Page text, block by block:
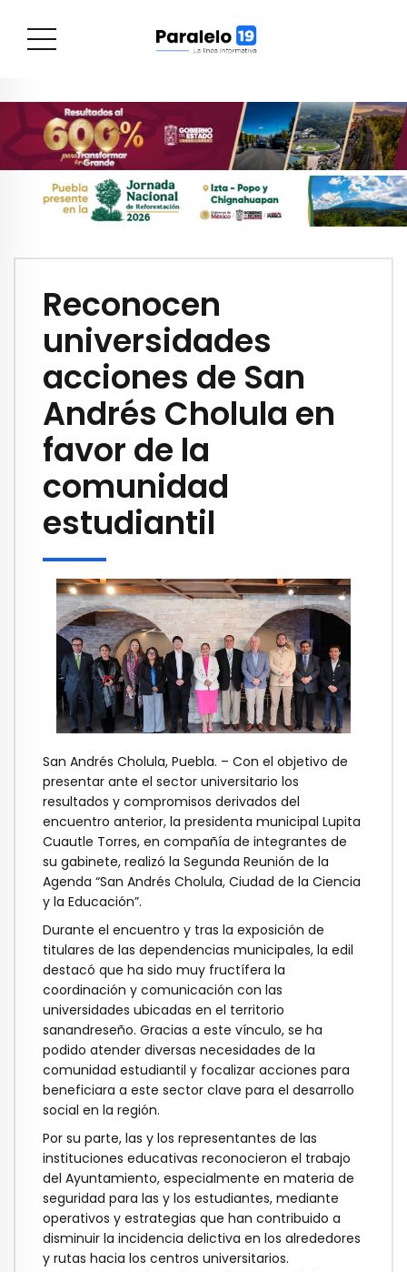
Reconocen
universidades
acciones de San
Andrés Cholula en
favor de la
comunidad
estudiantil
San Andrés Cholula, Puebla. – Con el objetivo de
presentar ante el sector universitario los
resultados y compromisos derivados del
encuentro anterior, la presidenta municipal Lupita
Cuautle Torres, en compañía de integrantes de
su gabinete, realizó la Segunda Reunión de la
Agenda “San Andrés Cholula, Ciudad de la Ciencia
y la Educación”.
Durante el encuentro y tras la exposición de
titulares de las dependencias municipales, la edil
destacó que ha sido muy fructífera la
coordinación y comunicación con las
universidades ubicadas en el territorio
sanandreseño. Gracias a este vínculo, se ha
podido atender diversas necesidades de la
comunidad estudiantil y focalizar acciones para
beneficiara a este sector clave para el desarrollo
social en la región.
Por su parte, las y los representantes de las
instituciones educativas reconocieron el trabajo
del Ayuntamiento, especialmente en materia de
seguridad para las y los estudiantes, mediante
operativos y estrategias que han contribuido a
disminuir la incidencia delictiva en los alrededores
y rutas hacia los centros universitarios.